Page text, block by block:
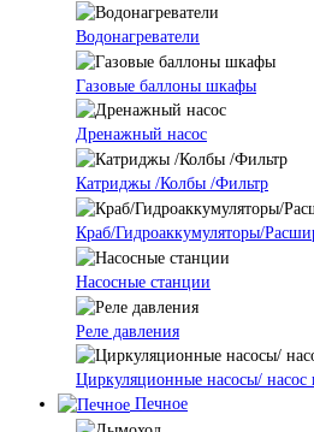
Водонагреватели
Газовые баллоны шкафы
Дренажный насос
Катриджы /Колбы /Фильтр
Краб/Гидроаккумуляторы/
Насосные станции
Реле давления
Циркуляционные насосы/
Печное